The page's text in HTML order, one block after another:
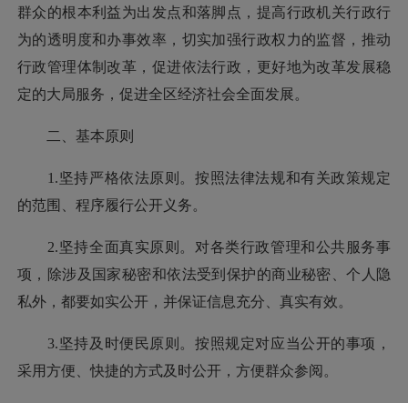
群众的根本利益为出发点和落脚点，提高行政机关行政行
为的透明度和办事效率，切实加强行政权力的监督，推动
行政管理体制改革，促进依法行政，更好地为改革发展稳
定的大局服务，促进全区经济社会全面发展。
二、基本原则
1.坚持严格依法原则。按照法律法规和有关政策规定
的范围、程序履行公开义务。
2.坚持全面真实原则。对各类行政管理和公共服务事
项，除涉及国家秘密和依法受到保护的商业秘密、个人隐
私外，都要如实公开，并保证信息充分、真实有效。
3.坚持及时便民原则。按照规定对应当公开的事项，
采用方便、快捷的方式及时公开，方便群众参阅。